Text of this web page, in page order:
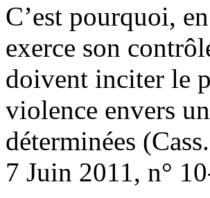
C’est pourquoi,
exerce son
doivent inciter le
violence envers
déterminées
7 Juin 2011, n°